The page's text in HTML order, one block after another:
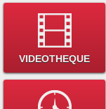
VIDEOTHEQUE